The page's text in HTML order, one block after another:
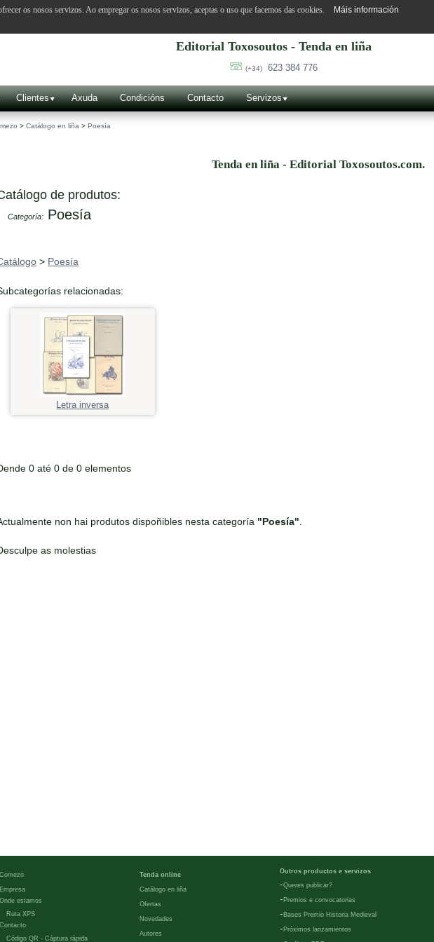
Editorial Toxosoutos - Tenda en liña
(+34) 623 384 776
Clientes Axuda Condicións Contacto Servizos
> Catálogo en liña > Poesía
Tenda en liña - Editorial Toxosoutos.com.
de produtos:
Categoría: Poesía
> Poesía
relacionadas:
Letra inversa
0 até 0 de 0 elementos
non hai produtos dispoñibles nesta categoría "Poesía"
as molestias
Comezo
Empresa
Onde estamos
Ruta XPS
Contacto
Código QR - Cáptura rápida
Tenda online
Catálogo en liña
Ofertas
Novedades
Autores
Outros productos e servizos
-Queres publicar?
- Premios e convocatorias
- Bases Premio Historia Medieval
- Próximos lanzamientos
os nosos servizos. Ao empregar os nosos servizos, aceptas o uso que facemos das cookies. Máis información